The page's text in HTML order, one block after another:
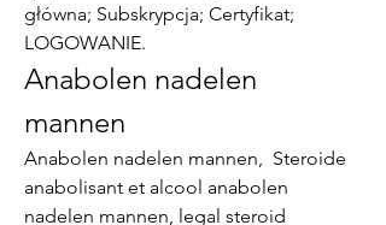
główna; Subskrypcja; Certyfikat;
LOGOWANIE.
Anabolen nadelen
mannen
Anabolen nadelen mannen,  Steroide
anabolisant et alcool anabolen
nadelen mannen, legal steroid